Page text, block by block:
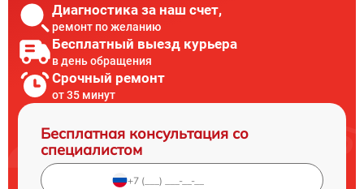
Диагностика за наш счет,
ремонт по желанию
Бесплатный выезд курьера
в день обращения
Срочный ремонт
от 35 минут
Бесплатная консультация со
специалистом